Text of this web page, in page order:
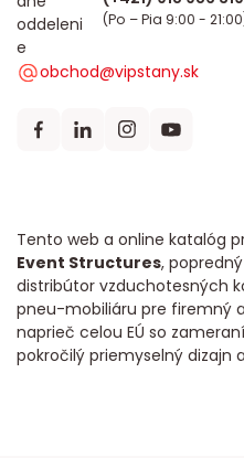
Tento web a online katalóg
Event Structures,
distribútor vzduchotesných
pneu-mobiliáru pre firemný
naprieč celou EÚ so
pokročilý priemyselný dizajn
(Po – Pia 9:00 -
obchod@vipstany.sk